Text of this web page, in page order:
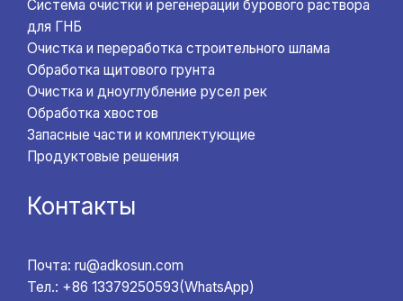
Система очистки и регенерации бурового раствора
для ГНБ
Очистка и переработка строительного шлама
Обработка щитового грунта
Очистка и дноуглубление русел рек
Обработка хвостов
Запасные части и комплектующие
Продуктовые решения
Контакты
Почта: ru@adkosun.com
Тел.: +86 13379250593(WhatsApp)